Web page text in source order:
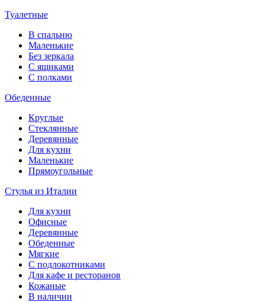
Туалетные
В спальню
Маленькие
Без зеркала
С ящиками
С полками
Обеденные
Круглые
Стеклянные
Деревянные
Для кухни
Маленькие
Прямоугольные
Стулья из Италии
Для кухни
Офисные
Деревянные
Обеденные
Мягкие
С подлокотниками
Для кафе и ресторанов
Кожаные
В наличии